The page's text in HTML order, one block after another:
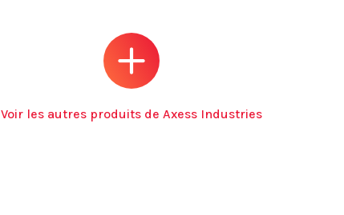
Voir les autres produits de Axess Industries